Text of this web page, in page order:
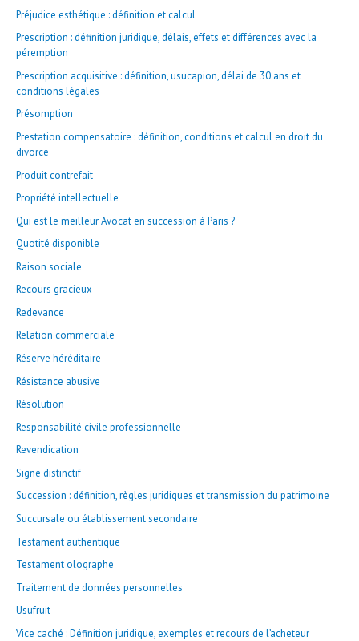
Préjudice esthétique : définition et calcul
Prescription : définition juridique, délais, effets et différences avec la
péremption
Prescription acquisitive : définition, usucapion, délai de 30 ans et
conditions légales
Présomption
Prestation compensatoire : définition, conditions et calcul en droit du
divorce
Produit contrefait
Propriété intellectuelle
Qui est le meilleur Avocat en succession à Paris ?
Quotité disponible
Raison sociale
Recours gracieux
Redevance
Relation commerciale
Réserve héréditaire
Résistance abusive
Résolution
Responsabilité civile professionnelle
Revendication
Signe distinctif
Succession : définition, règles juridiques et transmission du patrimoine
Succursale ou établissement secondaire
Testament authentique
Testament olographe
Traitement de données personnelles
Usufruit
Vice caché : Définition juridique, exemples et recours de l’acheteur